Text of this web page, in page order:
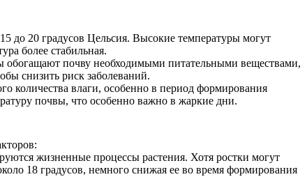
до 20 градусов Цельсия. Высокие температуры могут
более стабильная.
обогащают почву необходимыми питательными веществами,
снизить риск заболеваний.
количества влаги, особенно в период формирования
почвы, что особенно важно в жаркие дни.
жизненные процессы растения. Хотя ростки могут
18 градусов, немного снижая ее во время формирования